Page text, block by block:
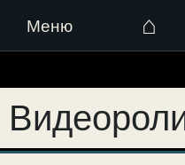
Меню ⌂
к
содержимому